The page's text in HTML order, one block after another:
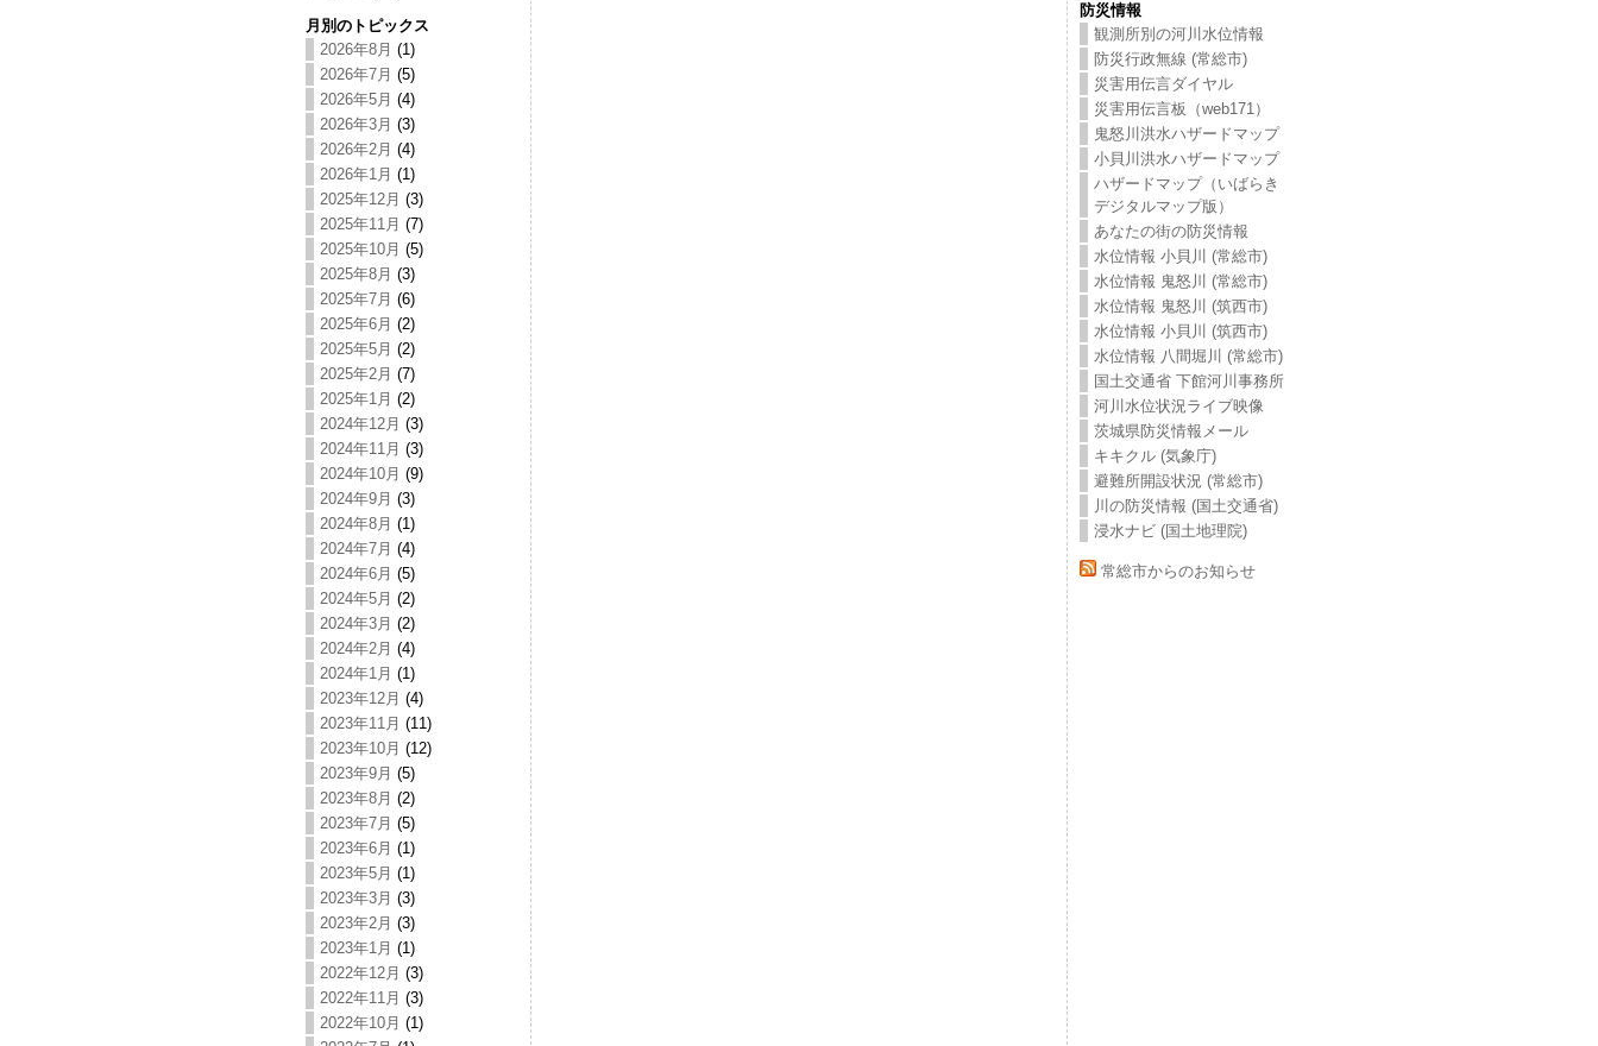
月別のトピックス
2026年8月 (1)
2026年7月 (5)
2026年5月 (4)
2026年3月 (3)
2026年2月 (4)
2026年1月 (1)
2025年12月 (3)
2025年11月 (7)
2025年10月 (5)
2025年8月 (3)
2025年7月 (6)
2025年6月 (2)
2025年5月 (2)
2025年2月 (7)
2025年1月 (2)
2024年12月 (3)
2024年11月 (3)
2024年10月 (9)
2024年9月 (3)
2024年8月 (1)
2024年7月 (4)
2024年6月 (5)
2024年5月 (2)
2024年3月 (2)
2024年2月 (4)
2024年1月 (1)
2023年12月 (4)
2023年11月 (11)
2023年10月 (12)
2023年9月 (5)
2023年8月 (2)
2023年7月 (5)
2023年6月 (1)
2023年5月 (1)
2023年3月 (3)
2023年2月 (3)
2023年1月 (1)
2022年12月 (3)
2022年11月 (3)
2022年10月 (1)
防災情報
観測所別の河川水位情報
防災行政無線 (常総市)
災害用伝言ダイヤル
災害用伝言板（web171）
鬼怒川洪水ハザードマップ
小貝川洪水ハザードマップ
ハザードマップ（いばらき
デジタルマップ版）
あなたの街の防災情報
水位情報 小貝川 (常総市)
水位情報 鬼怒川 (常総市)
水位情報 鬼怒川 (筑西市)
水位情報 小貝川 (筑西市)
水位情報 八間堀川 (常総市)
国土交通省 下館河川事務所
河川水位状況ライブ映像
茨城県防災情報メール
キキクル (気象庁)
避難所開設状況 (常総市)
川の防災情報 (国土交通省)
浸水ナビ (国土地理院)
常総市からのお知らせ